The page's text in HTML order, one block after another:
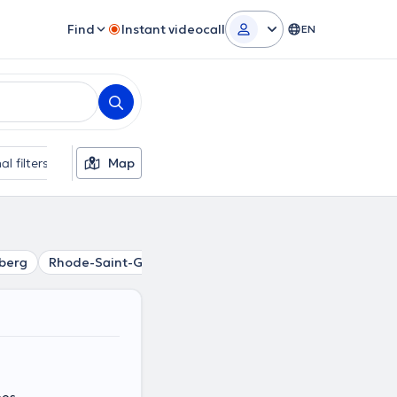
Find Instant videocall EN
filters Map
Rhode-Saint-Genèse